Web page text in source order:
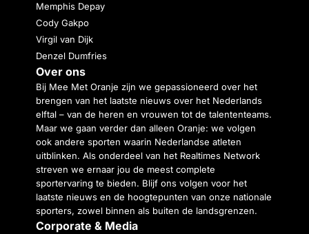
Memphis Depay
Cody Gakpo
Virgil van Dijk
Denzel Dumfries
Over ons
Bij Mee Met Oranje zijn we gepassioneerd over het
brengen van het laatste nieuws over het Nederlands
elftal – van de heren en vrouwen tot de talententeams.
Maar we gaan verder dan alleen Oranje: we volgen
ook andere sporten waarin Nederlandse atleten
uitblinken. Als onderdeel van het Realtimes Network
streven we ernaar jou de meest complete
sportervaring te bieden. Blijf ons volgen voor het
laatste nieuws en de hoogtepunten van onze nationale
sporters, zowel binnen als buiten de landsgrenzen.
Corporate & Media